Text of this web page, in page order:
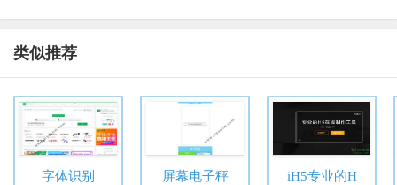
类似推荐
字体识别 屏幕电子秤 iH5专业的H